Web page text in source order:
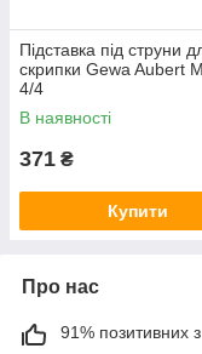
Підставка під струни
скрипки Gewa Aubert
4/4
В наявності
371 ₴
Купити
Про нас
91% позитивних з